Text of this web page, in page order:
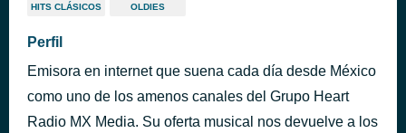
Hot Stuff
You Give Love A Bad Name
hace 48 minutos
HITS CLÁSICOS OLDIES
Perfil
Emisora en internet que suena cada día desde México
como uno de los amenos canales del Grupo Heart
Radio MX Media. Su oferta musical nos devuelve a los